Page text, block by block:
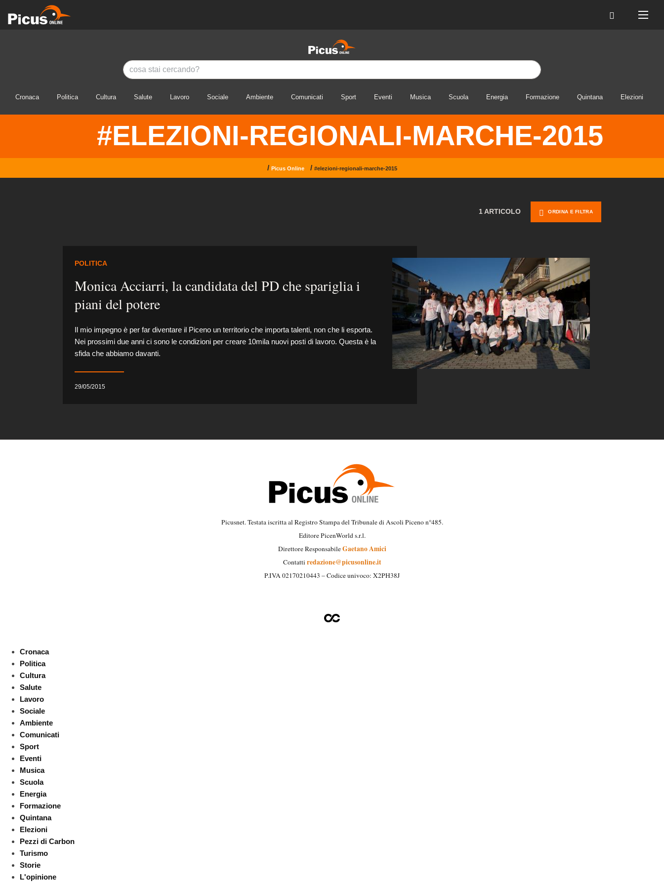
Cronaca Politica Cultura Salute Lavoro Sociale Ambiente Comunicati Sport Eventi Musica Scuola Energia Formazione Quintana Elezioni
#ELEZIONI-REGIONALI-MARCHE-2015
/ Picus Online / #elezioni-regionali-marche-2015
1 ARTICOLO ORDINA E FILTRA
POLITICA
Monica Acciarri, la candidata del PD che spariglia i
piani del potere
Il mio impegno è per far diventare il Piceno un territorio che importa talenti, non che li esporta.
Nei prossimi due anni ci sono le condizioni per creare 10mila nuovi posti di lavoro. Questa è la
sfida che abbiamo davanti.
29/05/2015
Picusnet. Testata iscritta al Registro Stampa del Tribunale di Ascoli Piceno n°485.
Editore PicenWorld s.r.l.
Direttore ResponsabileGaetano Amici
Contatti redazione@picusonline.it
P.IVA 02170210443 – Codice univoco: X2PH38J
Cronaca
Politica
Cultura
Salute
Lavoro
Sociale
Ambiente
Comunicati
Sport
Eventi
Musica
Scuola
Energia
Formazione
Quintana
Elezioni
Pezzi di Carbon
Turismo
Storie
L'opinione